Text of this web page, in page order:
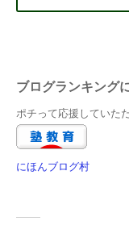
ブログランキング
ポチって応援していた
にほんブログ村